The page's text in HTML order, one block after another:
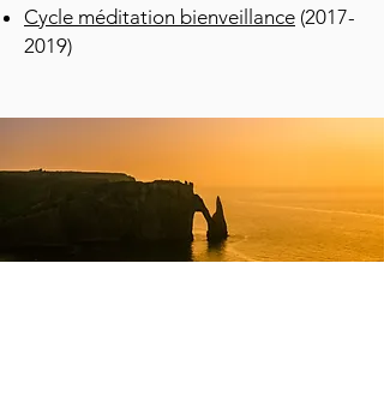
Cycle méditation bienveillance (2017-
2019)